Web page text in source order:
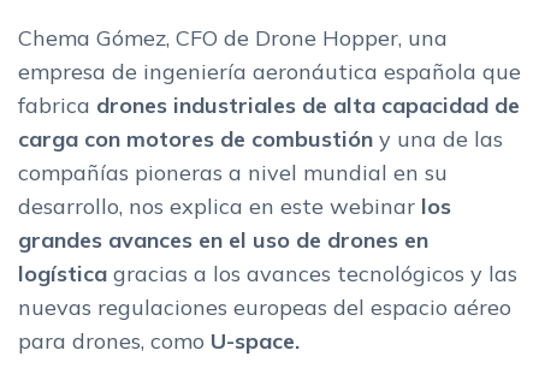
Chema Gómez, CFO de Drone Hopper, una
empresa de ingeniería aeronáutica española que
fabrica drones industriales de alta capacidad de
carga con motores de combustión y una de las
compañías pioneras a nivel mundial en su
desarrollo, nos explica en este webinar los
grandes avances en el uso de drones en
logística gracias a los avances tecnológicos y las
nuevas regulaciones europeas del espacio aéreo
para drones, como U-space.